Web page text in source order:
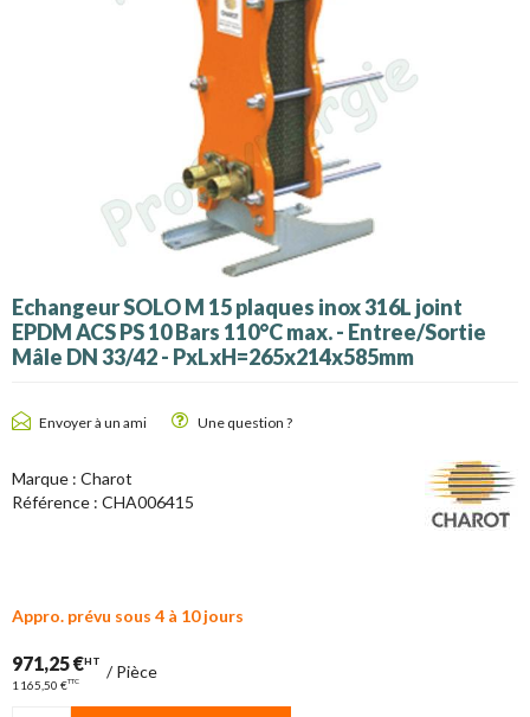
Echangeur SOLO M 15 plaques inox 316L joint
EPDM ACS PS 10 Bars 110°C max. - Entree/Sortie
Mâle DN 33/42 - PxLxH=265x214x585mm
Envoyer à un ami Une question ?
Marque : Charot
Référence : CHA006415
Appro. prévu sous 4 à 10 jours
971,25 €HT
1 165,50 €TTC /Pièce